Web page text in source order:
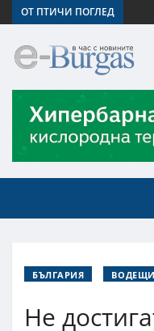
ОТ ПТИЧИ ПОГЛЕД
БЪЛГАРИЯ
Не